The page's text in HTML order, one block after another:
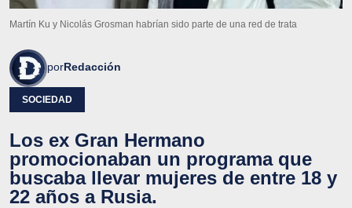
Martín Ku y Nicolás Grosman habrían sido parte de una red de trata
porRedacción
SOCIEDAD
Los ex Gran Hermano
promocionaban un programa que
buscaba llevar mujeres de entre 18 y
22 años a Rusia.